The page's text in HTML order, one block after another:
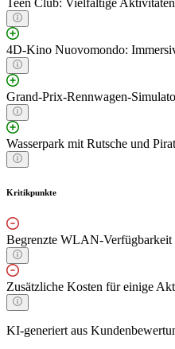
4D-Kino Nuovomondo:
Grand-Prix-Rennwagen-
Wasserpark mit Rutsche und
Kritikpunkte
Begrenzte WLAN-Verfügbarkeit
Zusätzliche Kosten für einige
KI-generiert aus